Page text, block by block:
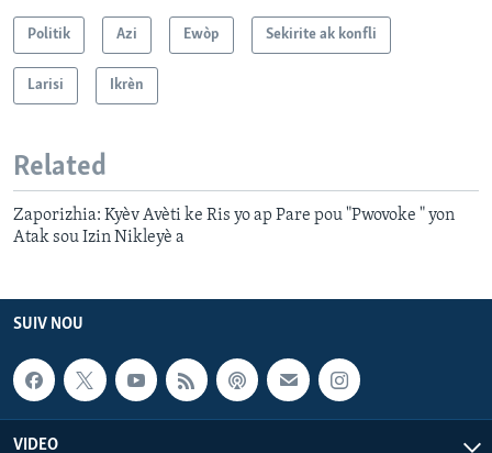
Politik Azi Ewòp Sekirite ak konfli
Larisi Ikrèn
Related
Zaporizhia: Kyèv Avèti ke Ris yo ap Pare pou "Pwovoke " yon
Atak sou Izin Nikleyè a
SUIV NOU
VIDEO